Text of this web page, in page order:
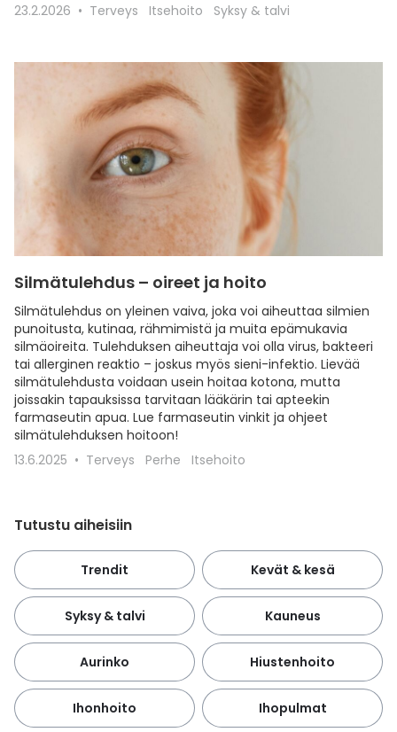
Tutustu aiheisiin
Trendit Kevät & kesä
Syksy & talvi Kauneus
Aurinko Hiustenhoito
Ihonhoito Ihopulmat
23.2.2026 Terveys Itsehoito Syksy & talvi
Silmätulehdus – oireet ja hoito
Silmätulehdus on yleinen vaiva, joka voi aiheuttaa silmien
punoitusta, kutinaa, rähmimistä ja muita epämukavia
silmäoireita. Tulehduksen aiheuttaja voi olla virus, bakteeri
tai allerginen reaktio – joskus myös sieni-infektio. Lievää
silmätulehdusta voidaan usein hoitaa kotona, mutta
joissakin tapauksissa tarvitaan lääkärin tai apteekin
farmaseutin apua. Lue farmaseutin vinkit ja ohjeet
silmätulehduksen hoitoon!
13.6.2025
Terveys Perhe Itsehoito